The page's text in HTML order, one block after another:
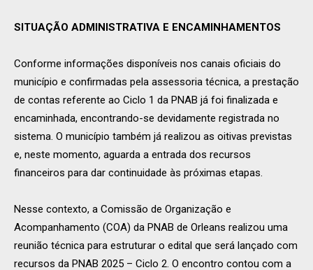
SITUAÇÃO ADMINISTRATIVA E ENCAMINHAMENTOS
Conforme informações disponíveis nos canais oficiais do
município e confirmadas pela assessoria técnica, a prestação
de contas referente ao Ciclo 1 da PNAB já foi finalizada e
encaminhada, encontrando-se devidamente registrada no
sistema. O município também já realizou as oitivas previstas
e, neste momento, aguarda a entrada dos recursos
financeiros para dar continuidade às próximas etapas.
Nesse contexto, a Comissão de Organização e
Acompanhamento (COA) da PNAB de Orleans realizou uma
reunião técnica para estruturar o edital que será lançado com
recursos da PNAB 2025 – Ciclo 2. O encontro contou com a